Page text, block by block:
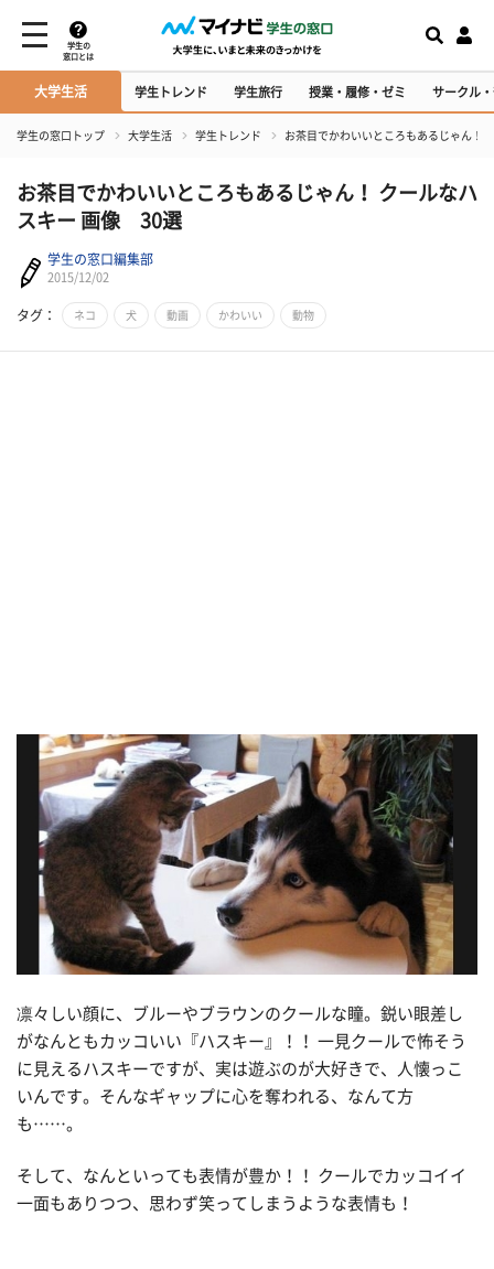
学生の
窓口とは
大学生活 学生トレンド 学生旅行 授業・履修・ゼミ サークル
学生の窓口トップ 大学生活 学生トレンド お茶目でかわいいところもあるじゃん！
お茶目でかわいいところもあるじゃん！ クールなハ
スキー 画像 30選
学生の窓口編集部
2015/12/02
タグ： ネコ 犬 動画 かわいい 動物
凛々しい顔に、ブルーやブラウンのクールな瞳。鋭い眼差し
がなんともカッコいい『ハスキー』！！ 一見クールで怖そう
に見えるハスキーですが、実は遊ぶのが大好きで、人懐っこ
いんです。そんなギャップに心を奪われる、なんて方
も……。
そして、なんといっても表情が豊か！！ クールでカッコイイ
一面もありつつ、思わず笑ってしまうような表情も！